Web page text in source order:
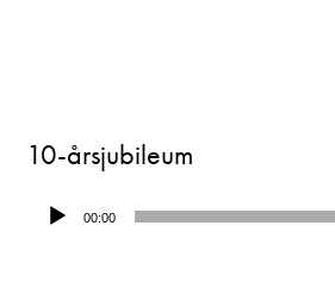
10-årsjubileum
00:00